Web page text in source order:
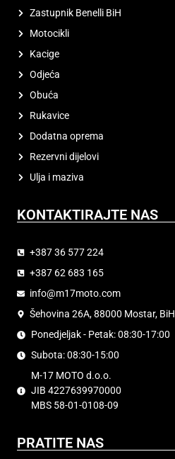
Zastupnik Benelli BiH
Motocikli
Kacige
Odjeća
Obuća
Rukavice
Dodatna oprema
Rezervni dijelovi
Ulja i maziva
KONTAKTIRAJTE NAS
+387 36 577 224
+387 62 683 165
info@m17moto.com
Šehovina 26A, 88000 Mostar, BiH
Ponedjeljak - Petak: 08:30-17:00
Subota: 08:30-15:00
M-17 MOTO d.o.o.
JIB 4227639970000
MBS 58-01-0108-09
PRATITE NAS